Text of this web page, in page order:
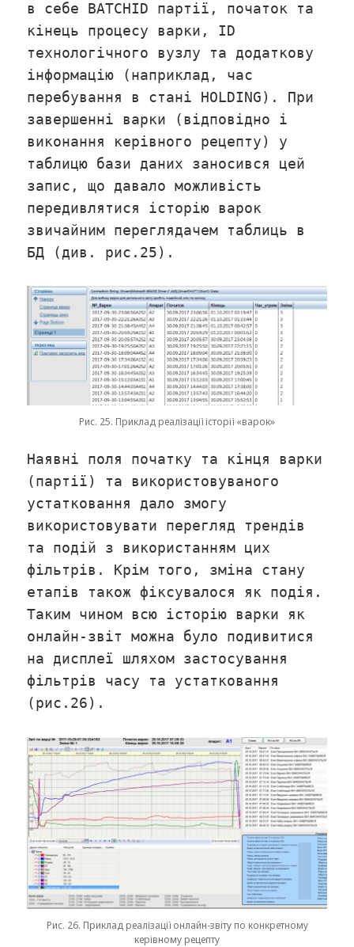
в себе BATCHID партії, початок та
кінець процесу варки, ID
технологічного вузлу та додаткову
інформацію (наприклад, час
перебування в стані HOLDING). При
завершенні варки (відповідно і
виконання керівного рецепту) у
таблицю бази даних заносився цей
запис, що давало можливість
передивлятися історію варок
звичайним переглядачем таблиць в
БД (див. рис.25).
Рис. 25. Приклад реалізації історії «варок»
Наявні поля початку та кінця варки
(партії) та використовуваного
устатковання дало змогу
використовувати перегляд трендів
та подій з використанням цих
фільтрів. Крім того, зміна стану
етапів також фіксувалося як подія.
Таким чином всю історію варки як
онлайн-звіт можна було подивитися
на дисплеї шляхом застосування
фільтрів часу та устатковання
(рис.26).
Рис. 26. Приклад реалізації онлайн-звіту по конкретному
керівному рецепту